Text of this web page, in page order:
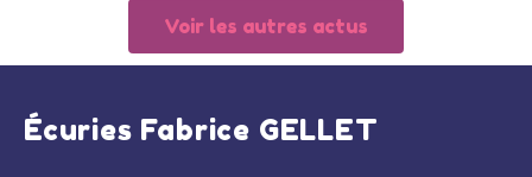
Voir les autres actus
Écuries Fabrice GELLET